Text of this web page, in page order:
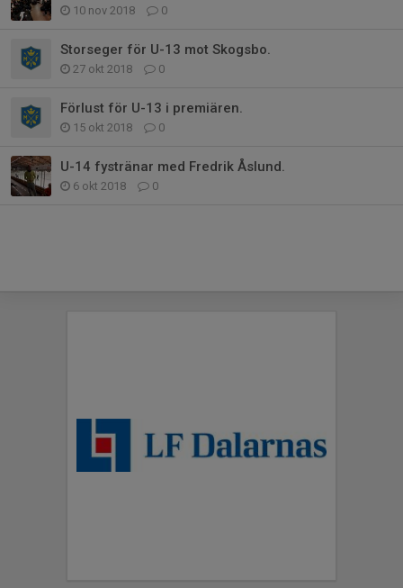
10 nov 2018 0
Storseger för U-13 mot Skogsbo.
27 okt 2018 0
Förlust för U-13 i premiären.
15 okt 2018 0
U-14 fystränar med Fredrik Åslund.
6 okt 2018 0